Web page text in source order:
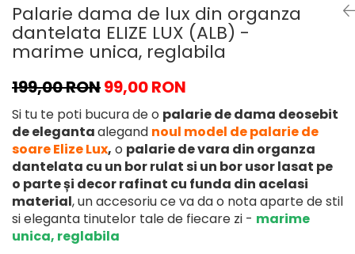
Palarie dama de lux din organza
dantelata ELIZE LUX (ALB) -
marime unica, reglabila
199,00 RON99,00 RON
Si tu te poti bucura de o palarie de dama deosebit
de elegantaalegand noul model de palarie de
soare Elize Lux, o palarie de vara din organza
dantelata cu un bor rulat si un bor usor lasat pe
o parte și decor rafinat cu funda din acelasi
material, un accesoriu ce va da o nota aparte de stil
si eleganta tinutelor tale de fiecare zi - marime
unica, reglabila